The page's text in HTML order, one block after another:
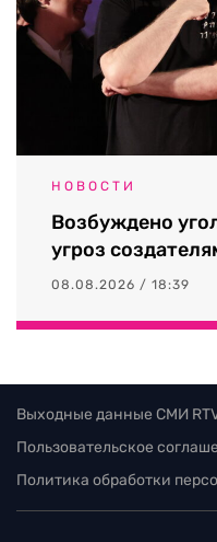
НОВОСТИ
Возбуждено
угроз
08.08.2026 / 18:39
Выходные данные СМИ
Пользовательское
Политика обработки